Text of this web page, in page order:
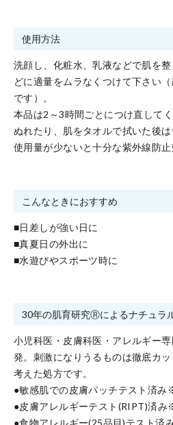
使用方法
洗顔し、化粧水、乳液などで肌を
どに適量をムラなくつけて下さい
です）。
本品は2～3時間ごとにつけ直して
ぬれたり、肌をタオルで拭いた後は
使用量が少ないと十分な紫外線防止
こんなときにおすすめ
■日差しが強い日に
■真夏日の外出に
■水遊びやスポーツ時に
30年の肌育研究Ⓡによるナチュラ
小児科医・皮膚科医・アレルギー
発。刺激になりうるものは徹底カ
考えた処方です。
●敏感肌での皮膚パッチテスト済み
●皮膚アレルギーテスト(RIPT)済み
●食物アレルギー(25品目)テスト